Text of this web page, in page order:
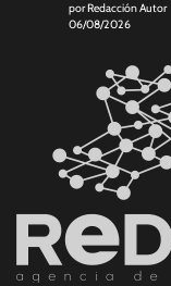
por Redacción Autor
06/08/2026